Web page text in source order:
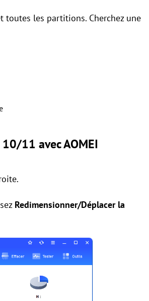
toutes les partitions. Cherchez une
11 avec AOMEI
Redimensionner/Déplacer la